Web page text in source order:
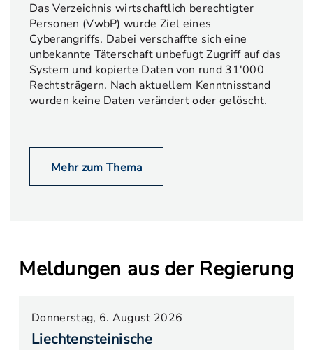
Das Verzeichnis wirtschaftlich berechtigter
Personen (VwbP) wurde Ziel eines
Cyberangriffs. Dabei verschaffte sich eine
unbekannte Täterschaft unbefugt Zugriff auf das
System und kopierte Daten von rund 31'000
Rechtsträgern. Nach aktuellem Kenntnisstand
wurden keine Daten verändert oder gelöscht.
Mehr zum Thema
Meldungen aus der Regierung
Donnerstag, 6. August 2026
Liechtensteinische